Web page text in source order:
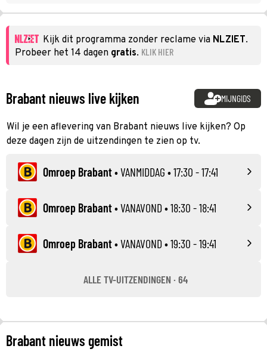
Kijk dit programma zonder reclame via NLZIET.
Probeer het 14 dagen gratis. KLIK HIER
Brabant nieuws live kijken MIJNGIDS
Wil je een aflevering van Brabant nieuws live kijken? Op
deze dagen zijn de uitzendingen te zien op tv.
Omroep Brabant•VANMIDDAG • 17:30 - 17:41
Omroep Brabant•VANAVOND • 18:30 - 18:41
Omroep Brabant•VANAVOND • 19:30 - 19:41
ALLE TV-UITZENDINGEN · 64
Brabant nieuws gemist